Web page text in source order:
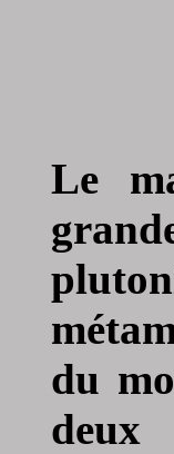
Le
du
deux